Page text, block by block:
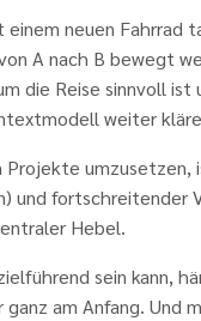
einem neuen Fahrrad
A nach B bewegt
die Reise sinnvoll ist
weiter
Projekte
und fortschreitender
Hebel.
sein kann,
am Anfang. Und